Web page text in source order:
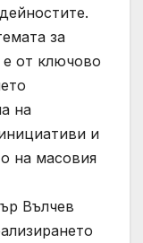
за
е от ключово
на
и
на масовия
Вълчев